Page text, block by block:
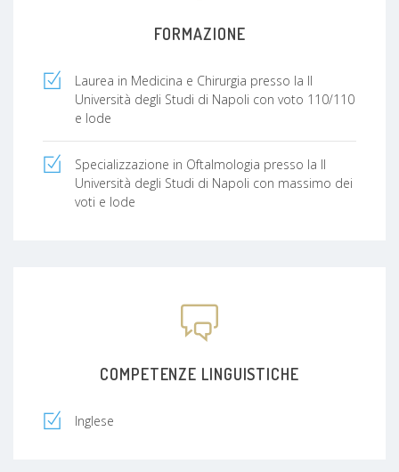
che internazionali.FORMAZIONE
Laurea in Medicina e Chirurgia presso la II
Università degli Studi di Napoli con voto 110/110
e lode
Specializzazione in Oftalmologia presso la II
Università degli Studi di Napoli con massimo dei
voti e lode
COMPETENZE LINGUISTICHE
Inglese